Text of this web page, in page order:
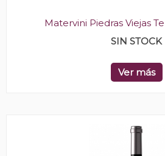
Matervini Piedras Viejas
SIN STOCK
Ver más